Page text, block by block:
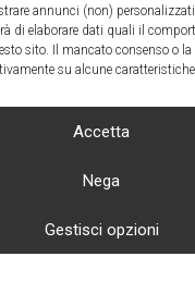
annunci (non)
di elaborare dati quali il
sito. Il mancato consenso o la
su alcune
Accetta
Nega
Gestisci opzioni
& RESORT
VOYAGER ICON
DI WE:LL